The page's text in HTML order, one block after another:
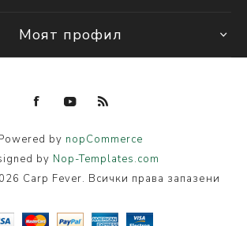
Моят профил
by nopCommerce
by Nop-Templates.com
Carp Fever. Всички права запазени